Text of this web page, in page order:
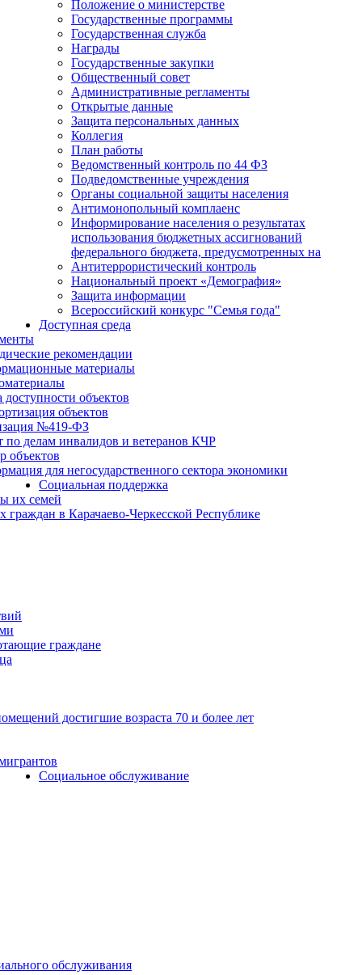
Положение о министерстве
Государственные программы
Государственная служба
Награды
Государственные закупки
Общественный совет
Административные регламенты
Открытые данные
Защита персональных данных
Коллегия
План работы
Ведомственный контроль по 44 ФЗ
Подведомственные учреждения
Органы социальной защиты населения
Антимонопольный комплаенс
Информирование населения о результатах
использования бюджетных ассигнований
федерального бюджета, предусмотренных на
Антитеррористический контроль
Национальный проект «Демография»
Защита информации
Всероссийский конкурс "Семья года"
Доступная среда
рекомендации
материалы
доступности объектов
объектов
№419-ФЗ
по делам инвалидов и ветеранов КЧР
объектов
для негосударственного сектора экономики
Социальная поддержка
их семей
в Карачаево-Черкесской Республике
граждане
достигшие возраста 70 и более лет
Социальное обслуживание
обслуживания